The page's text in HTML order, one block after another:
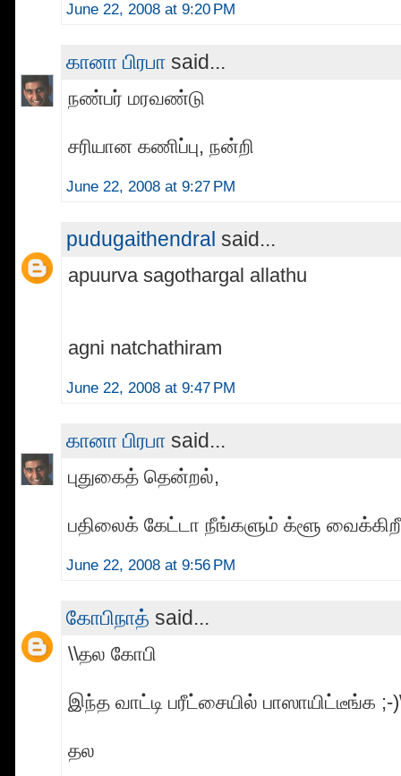
June 22, 2008 at 9:20 PM
கானா பிரபா said...
நண்பர் மரவண்டு
சரியான கணிப்பு, நன்றி
June 22, 2008 at 9:27 PM
pudugaithendral said...
apuurva sagothargal allathu
agni natchathiram
June 22, 2008 at 9:47 PM
கானா பிரபா said...
புதுகைத் தென்றல்,
பதிலைக் கேட்டா நீங்களும் க்ளூ
June 22, 2008 at 9:56 PM
கோபிநாத் said...
\\தல கோபி
இந்த வாட்டி பரீட்சையில் பாஸாயிட்டீங்க ;-
தல